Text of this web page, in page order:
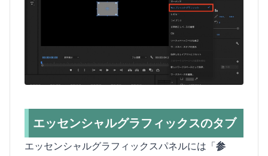
エッセンシャルグラフィックスのタブ
エッセンシャルグラフィックスパネルには「参